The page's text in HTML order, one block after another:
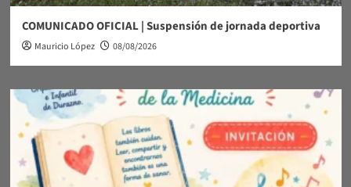
COMUNICADO OFICIAL | Suspensión de jornada deportiva
Mauricio López 08/08/2026